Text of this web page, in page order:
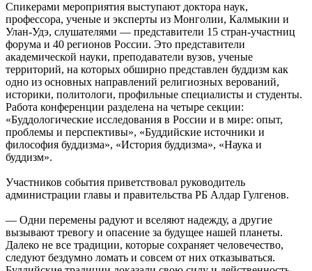
Спикерами мероприятия выступают доктора наук,
профессора, ученые и эксперты из Монголии, Калмыкии и
Улан-Удэ, слушателями — представители 15 стран-участниц
форума и 40 регионов России. Это представители
академической науки, преподаватели вузов, ученые
территорий, на которых обширно представлен буддизм как
одно из основных направлений религиозных верований,
историки, политологи, профильные специалисты и студенты.
Работа конференции разделена на четыре секции:
«Буддологические исследования в России и в мире: опыт,
проблемы и перспективы», «Буддийские источники и
философия буддизма», «История буддизма», «Наука и
буддизм».
Участников события приветствовал руководитель
администрации главы и правительства РБ Алдар Гулгенов.
— Одни перемены радуют и вселяют надежду, а другие
вызывают тревогу и опасение за будущее нашей планеты.
Далеко не все традиции, которые сохраняет человечество,
следуют бездумно ломать и совсем от них отказываться.